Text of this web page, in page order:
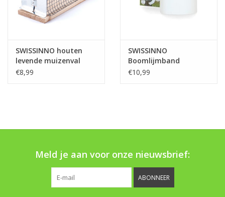
Nieuws
Blog
SWISSINNO houten
levende muizenval
€8,99
SWISSINNO
Boomlijmband
€10,99
Meld je aan voor onze nieuwsbrief:
ABONNEER